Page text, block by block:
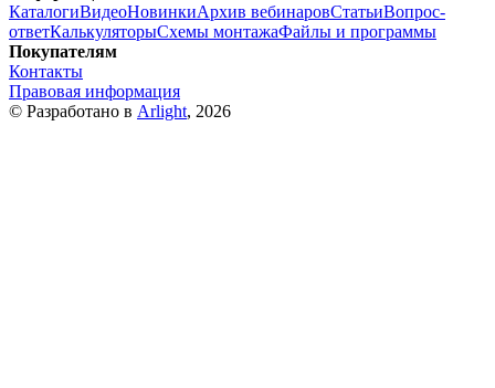
КаталогиВидеоНовинкиАрхив вебинаровСтатьиВопрос-
ответКалькуляторыСхемы монтажаФайлы и программы
Покупателям
Контакты
Правовая информация
© Разработано в Arlight, 2026